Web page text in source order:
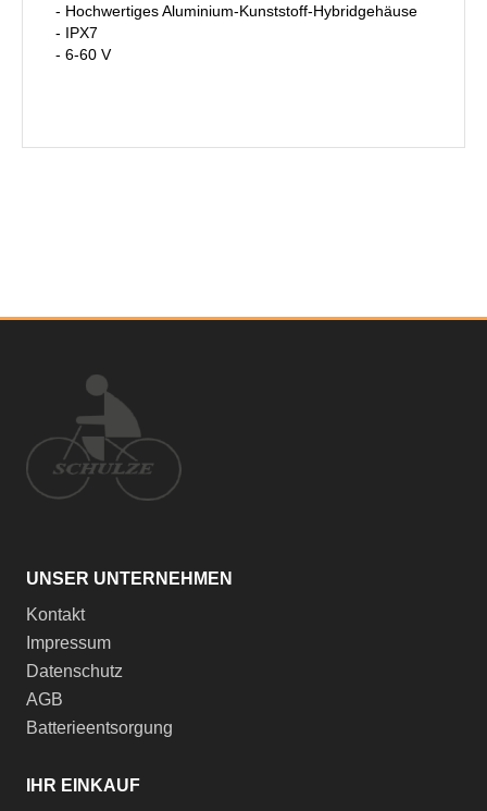
- Hochwertiges Aluminium-Kunststoff-Hybridgehäuse
- IPX7
- 6-60 V
UNSER UNTERNEHMEN
Kontakt
Impressum
Datenschutz
AGB
Batterieentsorgung
IHR EINKAUF